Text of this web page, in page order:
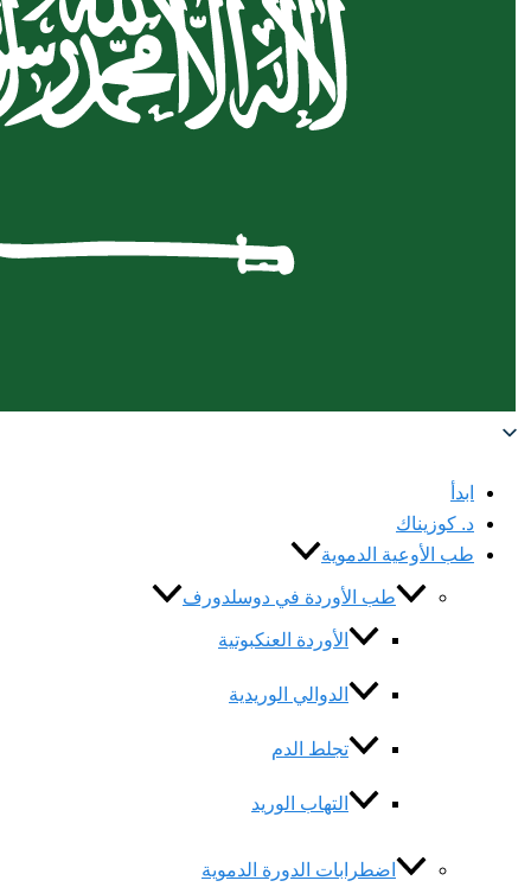
ابدأ
د. كوزيناك
طب الأوعية الدموية
طب الأوردة في دوسلدورف
الأوردة العنكبوتية
الدوالي الوريدية
تجلط الدم
التهاب الوريد
اضطرابات الدورة الدموية